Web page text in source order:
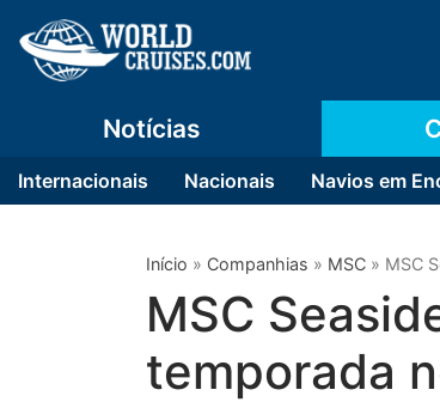
Notícias
Internacionais Nacionais Navios em
Início » Companhias » MSC » MSC
MSC
temporada